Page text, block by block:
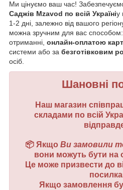
Ми цінуємо ваш час!
Саджів Mzavod по всій Україніу
1-2 дні, залежно від вашого
можна зручним для вас способом:
отриманні, онлайн-оплатою
системи або за безготівковим
осіб.
Шановні
Наш магазин
складами по всій
📦 Якщо Ви замовили
вони можуть бути на
Це може призвести до
Якщо замовлення